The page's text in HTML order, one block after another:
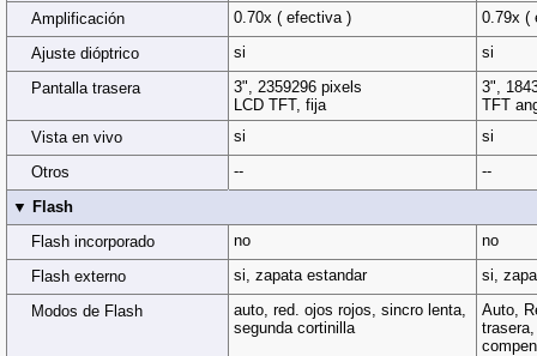
Amplificación
0.70x ( efectiva )
0.79x (
Ajuste dióptrico
si
si
Pantalla trasera
3", 2359296 pixels
LCD TFT, fija
3",
TFT
Vista en vivo
si
si
Otros
--
--
▼ Flash
Flash incorporado
no
no
Flash externo
si, zapata estandar
si,
Modos de Flash
auto, red. ojos rojos, sincro lenta,
segunda cortinilla
Auto,